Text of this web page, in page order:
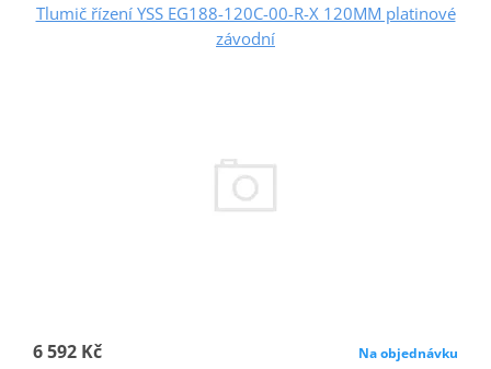
Tlumič řízení YSS EG188-120C-00-R-X 120MM platinové
závodní
6 592 Kč Na objednávku